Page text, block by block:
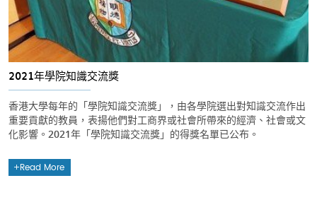
2021年學院知識交流獎
香港大學每年的「學院知識交流獎」，由各學院選出對知識交流作出
重要貢獻的教員，表揚他們對工商界或社會所帶來的經濟、社會或文
化影響。2021年「學院知識交流獎」的得獎名單已公布。
Read More